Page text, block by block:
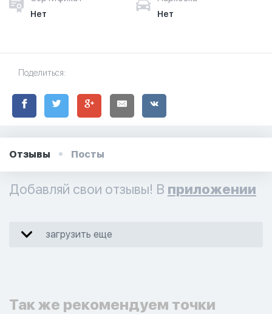
Нет
Нет
Поделиться:
Отзывы Посты
Добавляй свои отзывы! В приложении
загрузить еще
Так же рекомендуем точки